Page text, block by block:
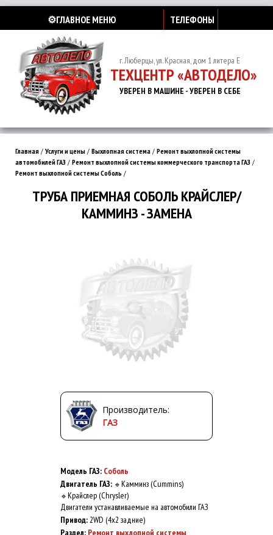
⚙️ГЛАВНОЕ МЕНЮ ТЕЛЕФОНЫ
г. Люберцы, ул. Красная, дом 1 литера Е
ТЕХЦЕНТР «АВТОДЕЛО»
УВЕРЕН В МАШИНЕ - УВЕРЕН В СЕБЕ
Главная / Услуги и цены / Выхлопная система / Ремонт выхлопной системы
автомобилей ГАЗ / Ремонт выхлопной системы коммерческого транспорта ГАЗ /
Ремонт выхлопной системы Соболь /
ТРУБА ПРИЕМНАЯ СОБОЛЬ КРАЙСЛЕР/
КАММИНЗ - ЗАМЕНА
Производитель:
ГАЗ
Модель ГАЗ: Соболь
Двигатель ГАЗ: 🔹 Камминз (Cummins)
🔹 Крайслер (Chrysler)
Двигатели устанавливаемые на автомобили ГАЗ
Привод:2WD (4x2 задние)
Раздел: Ремонт выхлопной системы